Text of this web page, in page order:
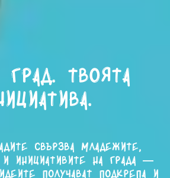
град. Твоята
свързва младежите,
и инициативите на града —
получават подкрепа и